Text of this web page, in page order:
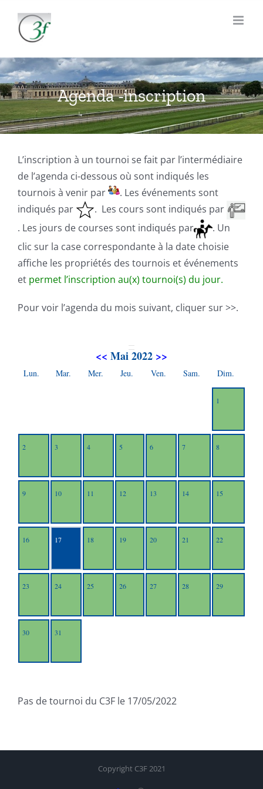
contenu
Agenda -inscription
L’inscription à un tournoi se fait par l’intermédiaire
de l’agenda ci-dessous où sont indiqués les
tournois à venir par
. Les événements sont
indiqués par
. Les cours sont indiqués par
. Les jours de courses sont indiqués par
. Un
clic sur la case correspondante à la date choisie
affiche les propriétés des tournois et événements
et permet l’inscription au(x) tournoi(s) du jour.
Pour voir l’agenda du mois suivant, cliquer sur >>.
<< Mai 2022 >>
Lun. Mar. Mer. Jeu. Ven. Sam. Dim.
1
2 3 4 5 6 7 8
9 10 11 12 13 14 15
16 17 18 19 20 21 22
23 24 25 26 27 28 29
30 31
Pas de tournoi du C3F le 17/05/2022
Copyright C3F 2021